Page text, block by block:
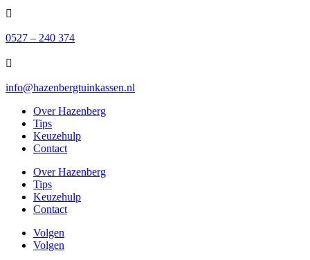

0527 – 240 374

info@hazenbergtuinkassen.nl
Over Hazenberg
Tips
Keuzehulp
Contact
Over Hazenberg
Tips
Keuzehulp
Contact
Volgen
Volgen